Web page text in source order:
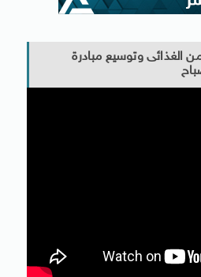
الغذائى وتوسيع مبادرة